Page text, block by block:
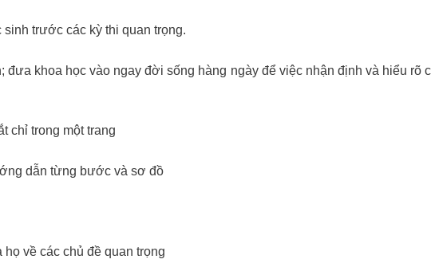
trước các kỳ thi quan trọng.
khoa học vào ngay đời sống hàng ngày để việc nhận định và hiểu rõ
chỉ trong một trang
dẫn từng bước và sơ đồ
về các chủ đề quan trọng